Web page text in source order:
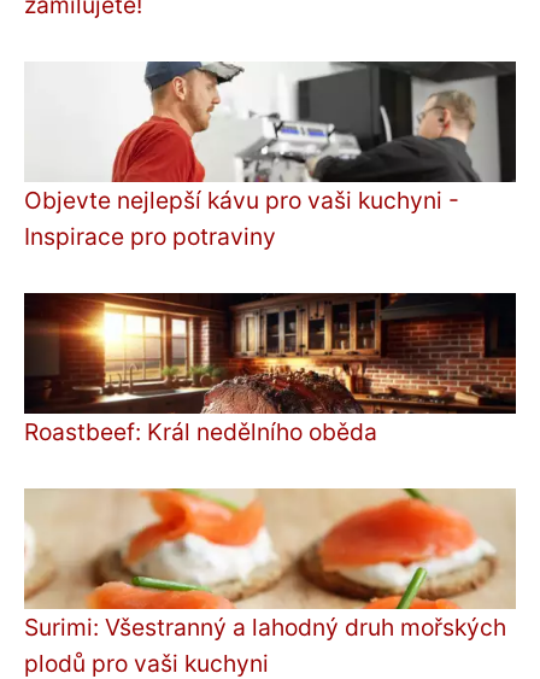
Objevte nejlepší kávu pro vaši kuchyni -
Inspirace pro potraviny
Roastbeef: Král nedělního oběda
Surimi: Všestranný a lahodný druh mořských
plodů pro vaši kuchyni